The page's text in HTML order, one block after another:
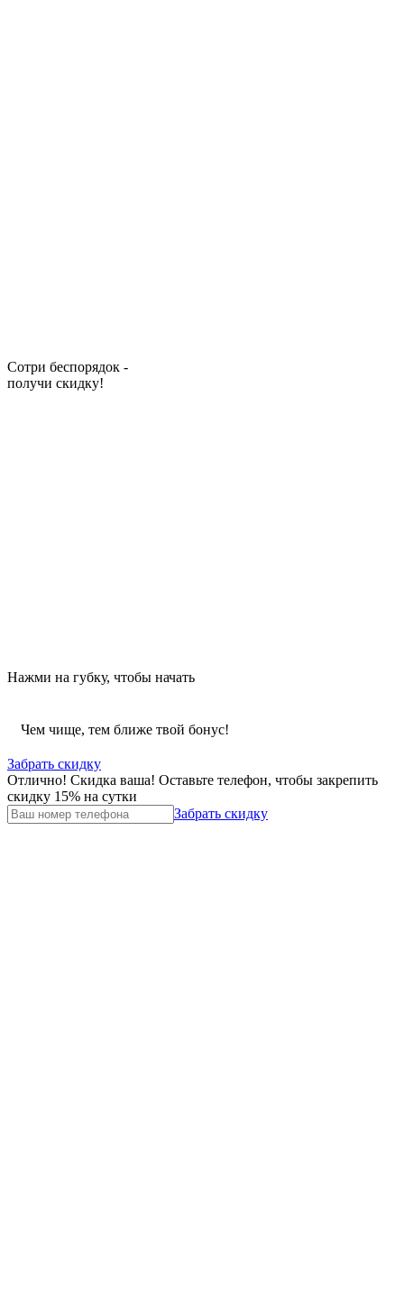
Сотри беспорядок -
получи скидку!
Нажми на губку, чтобы начать
Чем чище, тем ближе твой бонус!
Забрать скидку
Отлично! Скидка ваша! Оставьте телефон, чтобы закрепить
скидку 15% на сутки
Забрать скидку